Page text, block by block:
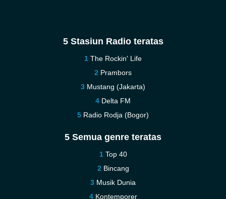
5 Stasiun Radio teratas
The Rockin' Life
Prambors
Mustang (Jakarta)
Delta FM
Radio Rodja (Bogor)
5 Semua genre teratas
Top 40
Bincang
Musik Dunia
Kontemporer